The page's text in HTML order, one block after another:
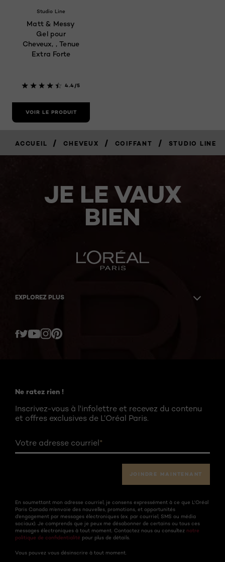
Studio Line
Matt & Messy
Gel pour
Cheveux, , Tenue
Extra Forte
4.4/5
VOIR LE PRODUIT
ACCUEIL / CHEVEUX / COIFFANT / STUDIO LINE
JE LE VAUX
BIEN
EXPLOREZ PLUS
Twitter
Ne ratez rien !
Inscrivez-vous à l'infolettre et recevez du contenu
et offres exclusives de L’Oréal Paris.
Votre adresse courriel*
JOINDRE MAINTENANT
En soumettant mon adresse courriel, je consens expressément à ce que L'Oréal
Paris Canada m’envoie des nouvelles, promotions, et opportunités
d’engagement par messages électroniques (ex. par courriel, SMS ou média
sociaux). Je comprends que je peux me désabonner de certains ou tous ces
messages électroniques à tout moment. Contactez nous ou consultez notre
politique de confidentialité pour plus de détails.
Vous pouvez vous désinscrire à tout moment.